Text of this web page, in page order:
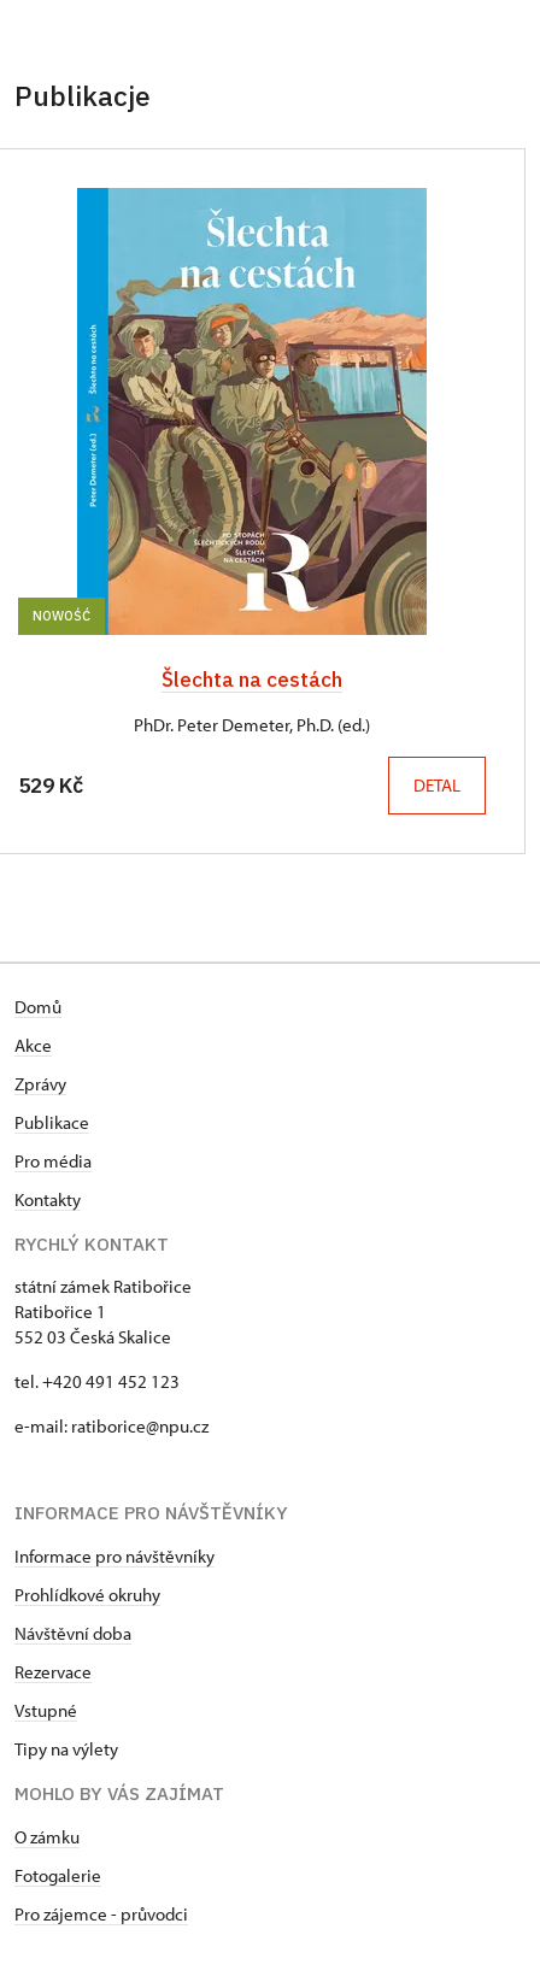
Publikacje
NOWOŚĆ
Šlechta na cestách
PhDr. Peter Demeter, Ph.D. (ed.)
529 Kč DETAL
Domů
Akce
Zprávy
Publikace
Pro média
Kontakty
RYCHLÝ KONTAKT
státní zámek Ratibořice
Ratibořice 1
552 03 Česká Skalice
tel. +420 491 452 123
e-mail: ratiborice@npu.cz
INFORMACE PRO NÁVŠTĚVNÍKY
Informace pro návštěvníky
Prohlídkové okruhy
Návštěvní doba
Rezervace
Vstupné
Tipy na výlety
MOHLO BY VÁS ZAJÍMAT
O zámku
Fotogalerie
Pro zájemce - průvodci